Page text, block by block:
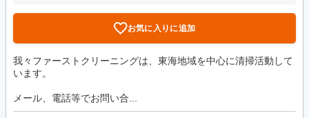
お気に入りに追加
我々ファーストクリーニングは、東海地域を中心に清掃活動して
います。
メール、電話等でお問い合...